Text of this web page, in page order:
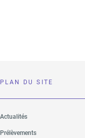
PLAN DU SITE
Actualités
Prélèvements